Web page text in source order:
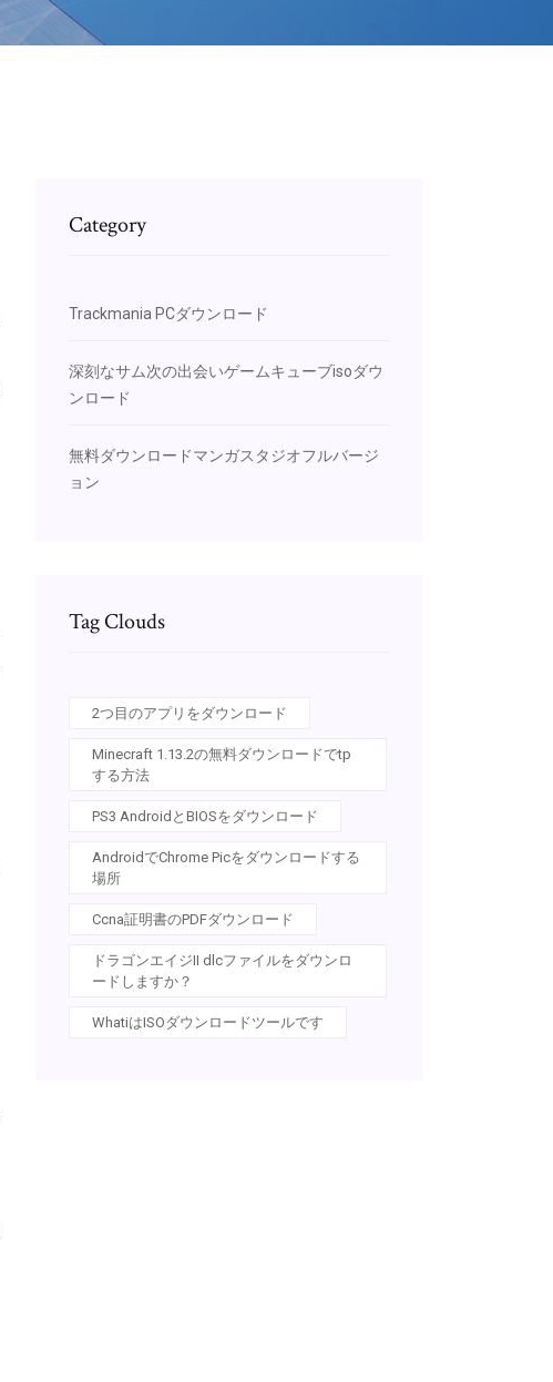
Category
Trackmania PCダウンロード
深刻なサム次の出会いゲームキューブisoダウ
ンロード
無料ダウンロードマンガスタジオフルバージ
ョン
Tag Clouds
2つ目のアプリをダウンロード
Minecraft 1.13.2の無料ダウンロードでtp
する方法
PS3 AndroidとBIOSをダウンロード
AndroidでChrome Picをダウンロードする
場所
Ccna証明書のPDFダウンロード
ドラゴンエイジII dlcファイルをダウンロ
ードしますか？
WhatiはISOダウンロードツールです